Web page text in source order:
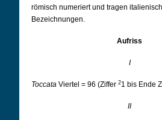
römisch numeriert und tragen
Bezeichnungen.
Aufriss
I
Toccata Viertel = 96 (Ziffer 21 bis Ende
II